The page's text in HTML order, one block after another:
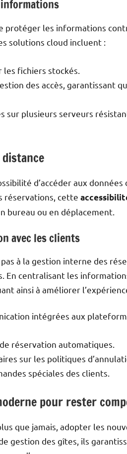
informations
protéger les informations
solutions cloud incluent :
fichiers stockés.
des accès, garantissant
sur plusieurs serveurs
d’accéder aux
réservations, cette
bureau ou en déplacement.
avec les clients
à la gestion interne des
En centralisant les
ainsi à améliorer
intégrées aux
réservation automatiques.
sur les politiques
spéciales des clients.
pour rester
que jamais, adopter les
gestion des gîtes, ils